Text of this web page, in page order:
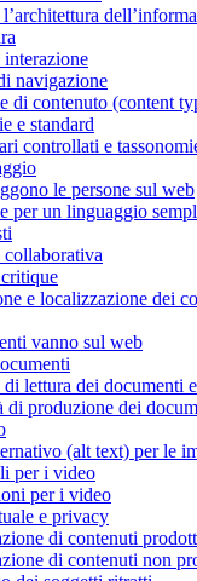
navigazione
di contenuto (content
e standard
controllati e
le persone sul web
per un linguaggio
e localizzazione dei
vanno sul web
lettura dei documenti
di produzione dei
(alt text) per le
per i video
per i video
e privacy
di contenuti
di contenuti non